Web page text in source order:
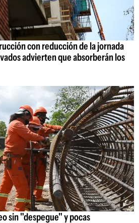
con reducción de la jornada
advierten que absorberán los
sin "despegue" y pocas